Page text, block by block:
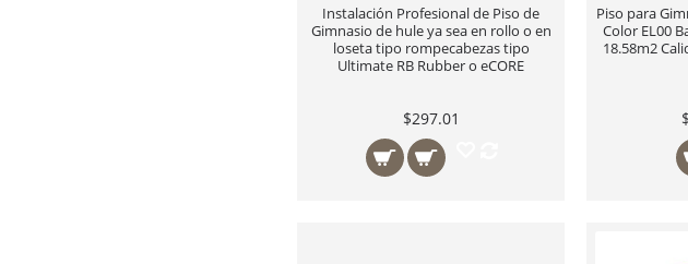
Instalación Profesional de Piso de
Gimnasio de hule ya sea en rollo o en
loseta tipo rompecabezas tipo
Ultimate RB Rubber o eCORE
$297.01
Piso para
Color EL00
18.58m2